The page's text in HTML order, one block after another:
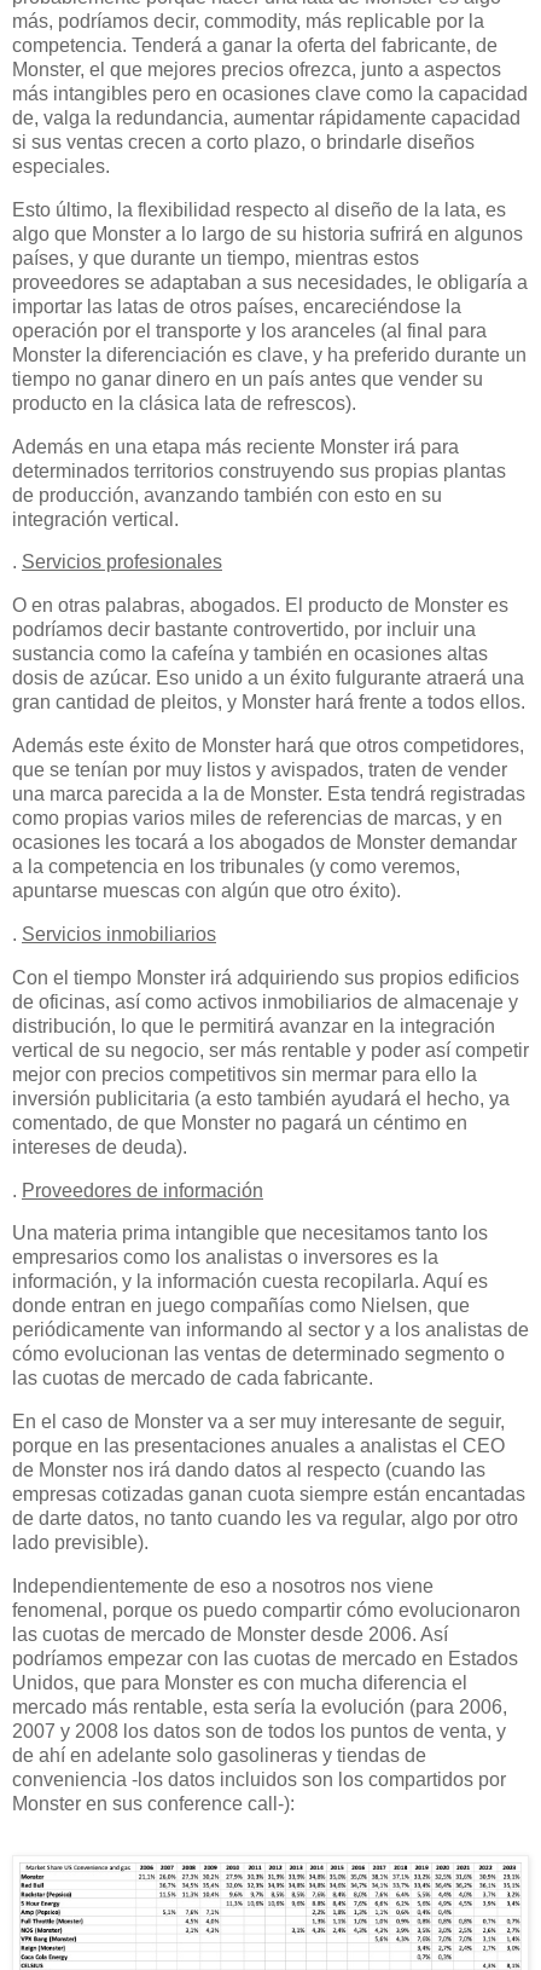
más, podríamos decir, commodity, más replicable por la
competencia. Tenderá a ganar la oferta del fabricante, de
Monster, el que mejores precios ofrezca, junto a aspectos
más intangibles pero en ocasiones clave como la capacidad
de, valga la redundancia, aumentar rápidamente capacidad
si sus ventas crecen a corto plazo, o brindarle diseños
especiales.
Esto último, la flexibilidad respecto al diseño de la lata, es
algo que Monster a lo largo de su historia sufrirá en algunos
países, y que durante un tiempo, mientras estos
proveedores se adaptaban a sus necesidades, le obligaría a
importar las latas de otros países, encareciéndose la
operación por el transporte y los aranceles (al final para
Monster la diferenciación es clave, y ha preferido durante un
tiempo no ganar dinero en un país antes que vender su
producto en la clásica lata de refrescos).
Además en una etapa más reciente Monster irá para
determinados territorios construyendo sus propias plantas
de producción, avanzando también con esto en su
integración vertical.
. Servicios profesionales
O en otras palabras, abogados. El producto de Monster es
podríamos decir bastante controvertido, por incluir una
sustancia como la cafeína y también en ocasiones altas
dosis de azúcar. Eso unido a un éxito fulgurante atraerá una
gran cantidad de pleitos, y Monster hará frente a todos ellos.
Además este éxito de Monster hará que otros competidores,
que se tenían por muy listos y avispados, traten de vender
una marca parecida a la de Monster. Esta tendrá registradas
como propias varios miles de referencias de marcas, y en
ocasiones les tocará a los abogados de Monster demandar
a la competencia en los tribunales (y como veremos,
apuntarse muescas con algún que otro éxito).
. Servicios inmobiliarios
Con el tiempo Monster irá adquiriendo sus propios edificios
de oficinas, así como activos inmobiliarios de almacenaje y
distribución, lo que le permitirá avanzar en la integración
vertical de su negocio, ser más rentable y poder así competir
mejor con precios competitivos sin mermar para ello la
inversión publicitaria (a esto también ayudará el hecho, ya
comentado, de que Monster no pagará un céntimo en
intereses de deuda).
. Proveedores de información
Una materia prima intangible que necesitamos tanto los
empresarios como los analistas o inversores es la
información, y la información cuesta recopilarla. Aquí es
donde entran en juego compañías como Nielsen, que
periódicamente van informando al sector y a los analistas de
cómo evolucionan las ventas de determinado segmento o
las cuotas de mercado de cada fabricante.
En el caso de Monster va a ser muy interesante de seguir,
porque en las presentaciones anuales a analistas el CEO
de Monster nos irá dando datos al respecto (cuando las
empresas cotizadas ganan cuota siempre están encantadas
de darte datos, no tanto cuando les va regular, algo por otro
lado previsible).
Independientemente de eso a nosotros nos viene
fenomenal, porque os puedo compartir cómo evolucionaron
las cuotas de mercado de Monster desde 2006. Así
podríamos empezar con las cuotas de mercado en Estados
Unidos, que para Monster es con mucha diferencia el
mercado más rentable, esta sería la evolución (para 2006,
2007 y 2008 los datos son de todos los puntos de venta, y
de ahí en adelante solo gasolineras y tiendas de
conveniencia -los datos incluidos son los compartidos por
Monster en sus conference call-):